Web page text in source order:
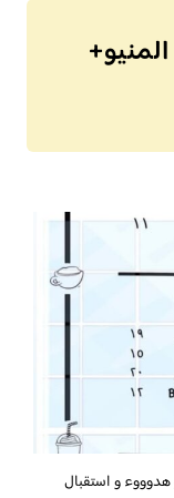
و استقبال